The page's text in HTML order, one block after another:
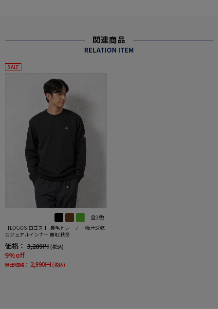
関連商品
RELATION ITEM
SALE
全3色
【LOGOS-ロゴス-】 裏毛トレーナー 吸汗速乾
カジュアルインナー 無地 秋冬
価格： 3,289円 (税込)
9%off
WEB価格： 2,990円 (税込)